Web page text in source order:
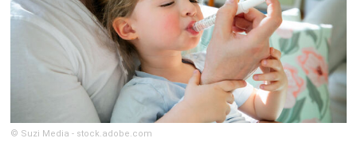
© Suzi Media - stock.adobe.com